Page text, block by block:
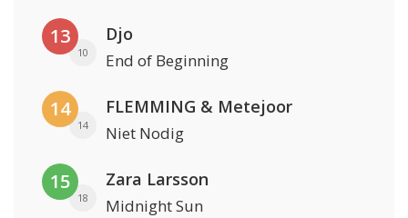
13
10
Djo
End of Beginning
14
14
FLEMMING & Metejoor
Niet Nodig
15
18
Zara Larsson
Midnight Sun